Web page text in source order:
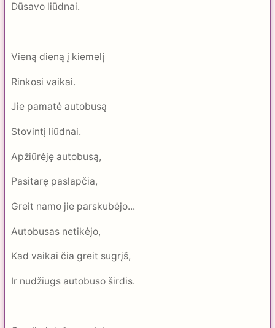
Dūsavo liūdnai.
Vieną dieną į kiemelį
Rinkosi vaikai.
Jie pamatė autobusą
Stovintį liūdnai.
Apžiūrėję autobusą,
Pasitarę paslapčia,
Greit namo jie parskubėjo...
Autobusas netikėjo,
Kad vaikai čia greit sugrįš,
Ir nudžiugs autobuso širdis.